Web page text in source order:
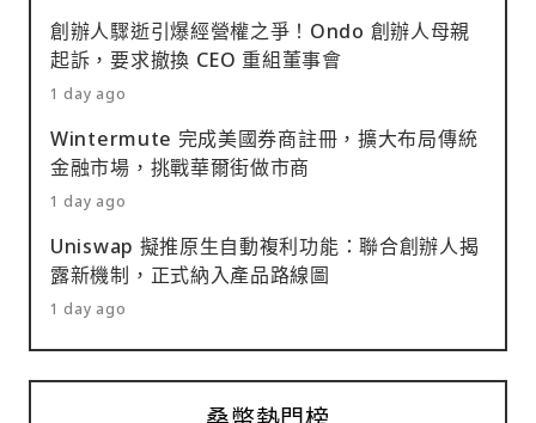
創辦人驟逝引爆經營權之爭！Ondo 創辦人母親
起訴，要求撤換 CEO 重組董事會
1 day ago
Wintermute 完成美國券商註冊，擴大布局傳統
金融市場，挑戰華爾街做市商
1 day ago
Uniswap 擬推原生自動複利功能：聯合創辦人揭
露新機制，正式納入產品路線圖
1 day ago